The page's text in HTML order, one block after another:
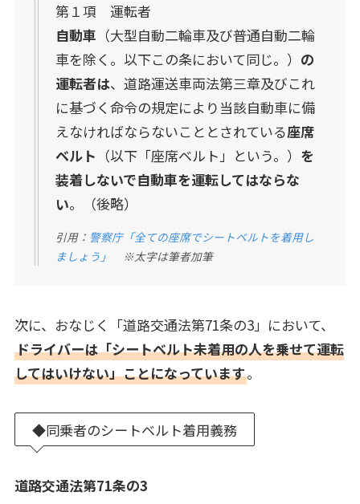
第１項 運転者
自動車 （大型自動二輪車及び普通自動二輪
車を除く。以下この条において同じ。） の
運転者は、道路運送車両法第三章及びこれ
に基づく命令の規定により当該自動車に備
えなければならないこととされている座席
ベルト （以下「座席ベルト」という。） を
装着しないで自動車を運転してはならな
い。（後略）
引用： 警察庁「全ての座席でシートベルトを着用し
ましょう」
※太字は筆者加筆
次に、おなじく「道路交通法第71条の3」において、
ドライバーは「シートベルト未着用の人を乗せて運転
してはいけない」ことになっています。
◆同乗者のシートベルト着用義務
道路交通法第71条の3